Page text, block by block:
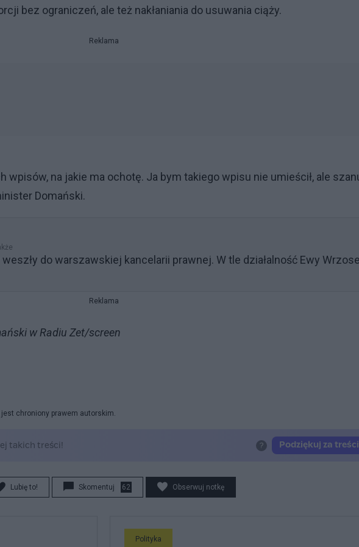
bez ograniczeń, ale też nakłaniania do usuwania ciąży.
Reklama
wpisów, na jakie ma ochotę. Ja bym takiego wpisu nie umieścił, ale
Domański.
weszły do warszawskiej kancelarii prawnej. W tle działalność Ewy
Reklama
w Radiu Zet/screen
jest chroniony prawem autorskim.
Lubię to! Skomentuj 62 Obserwuj notkę
Polityka